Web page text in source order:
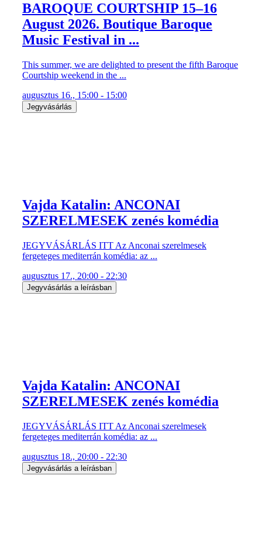
BAROQUE COURTSHIP 15–16
August 2026. Boutique Baroque
Music Festival in ...
This summer, we are delighted to present the fifth Baroque
Courtship weekend in the ...
augusztus 16., 15:00 - 15:00
Jegyvásárlás
Vajda Katalin: ANCONAI
SZERELMESEK zenés komédia
JEGYVÁSÁRLÁS ITT Az Anconai szerelmesek
fergeteges mediterrán komédia: az ...
augusztus 17., 20:00 - 22:30
Jegyvásárlás a leírásban
Vajda Katalin: ANCONAI
SZERELMESEK zenés komédia
JEGYVÁSÁRLÁS ITT Az Anconai szerelmesek
fergeteges mediterrán komédia: az ...
augusztus 18., 20:00 - 22:30
Jegyvásárlás a leírásban